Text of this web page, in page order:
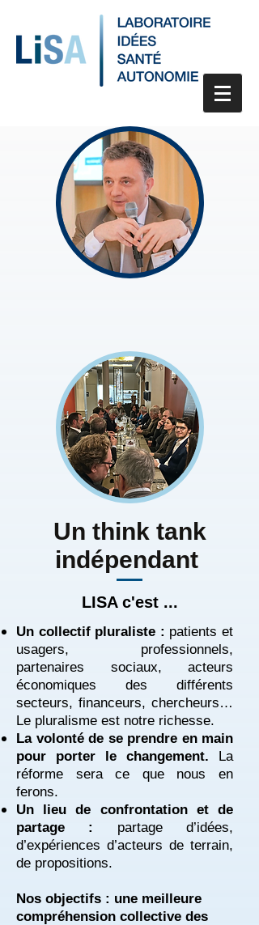
Un think tank
indépendant
LISA c'est ...
Un collectif pluraliste : patients et
usagers, professionnels,
partenaires sociaux, acteurs
économiques des différents
secteurs, financeurs, chercheurs…
Le pluralisme est notre richesse.
La volonté de se prendre en main
pour porter le changement. La
réforme sera ce que nous en
ferons.
Un lieu de confrontation et de
partage : partage d’idées,
d’expériences d’acteurs de terrain,
de propositions.
Nos objectifs : une meilleure
compréhension collective des